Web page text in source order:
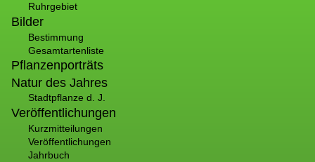
Ruhrgebiet
Bilder
Bestimmung
Gesamtartenliste
Pflanzenporträts
Natur des Jahres
Stadtpflanze d. J.
Veröffentlichungen
Kurzmitteilungen
Veröffentlichungen
Jahrbuch